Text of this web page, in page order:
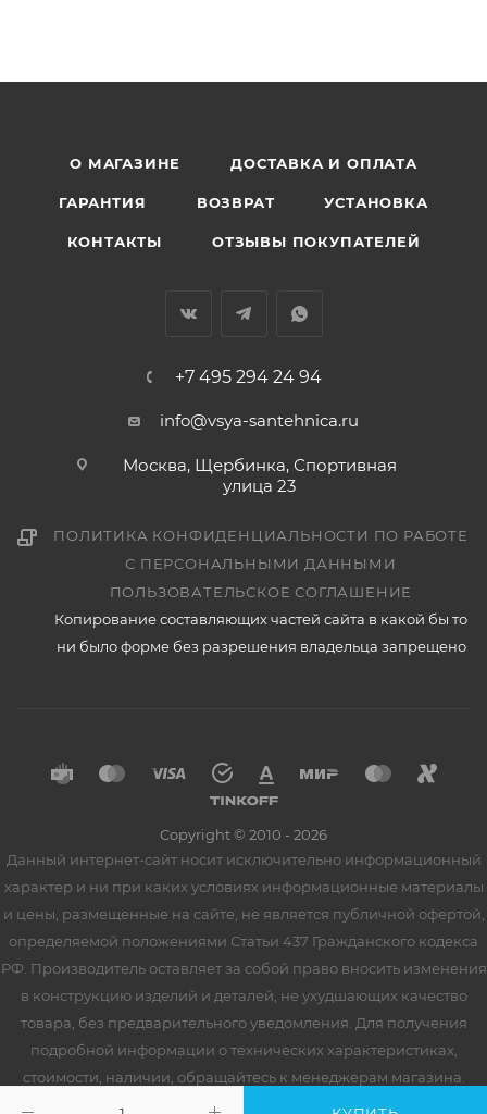
О МАГАЗИНЕ ДОСТАВКА И ОПЛАТА
ГАРАНТИЯ ВОЗВРАТ УСТАНОВКА
КОНТАКТЫ ОТЗЫВЫ ПОКУПАТЕЛЕЙ
+7 495 294 24 94
info@vsya-santehnica.ru
Москва, Щербинка, Спортивная
улица 23
ПОЛИТИКА КОНФИДЕНЦИАЛЬНОСТИ ПО РАБОТЕ
С ПЕРСОНАЛЬНЫМИ ДАННЫМИ
ПОЛЬЗОВАТЕЛЬСКОЕ СОГЛАШЕНИЕ
Копирование составляющих частей сайта в какой бы то
ни было форме без разрешения владельца запрещено
Copyright © 2010 - 2026
Данный интернет-сайт носит исключительно информационный
характер и ни при каких условиях информационные материалы
и цены, размещенные на сайте, не является публичной офертой,
определяемой положениями Статьи 437 Гражданского кодекса
РФ. Производитель оставляет за собой право вносить изменения
в конструкцию изделий и деталей, не ухудшающих качество
товара, без предварительного уведомления. Для получения
подробной информации о технических характеристиках,
стоимости, наличии, обращайтесь к менеджерам магазина.